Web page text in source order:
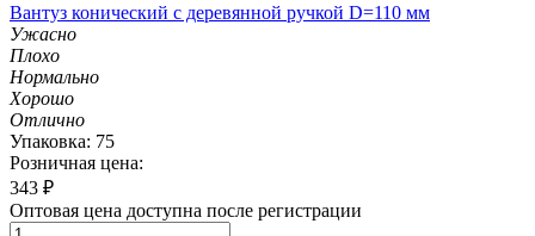
Вантуз конический с деревянной ручкой D=110 мм
Ужасно
Плохо
Нормально
Хорошо
Отлично
Упаковка: 75
Розничная цена:
343 ₽
Оптовая цена доступна после регистрации